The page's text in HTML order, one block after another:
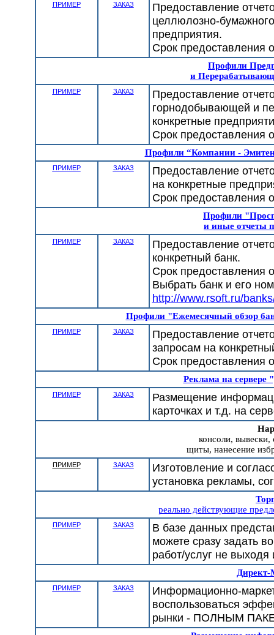
ПРИМЕР ЗАКАЗ
Предоставление
целлюлозно-
предприятия.
Срок предоставления
Профили
и
ПРИМЕР ЗАКАЗ
Предоставление
горнодобывающей и
конкретные
Срок предоставления
Профили “Компании -
ПРИМЕР ЗАКАЗ
Предоставление
на конкретные
Срок предоставления
Профили
и иные отчеты
ПРИМЕР ЗАКАЗ
Предоставление
конкретный банк.
Срок предоставления
Выбрать банк и его
http://www.rsoft.ru/
Профили "Ежемесячный обзор
ПРИМЕР ЗАКАЗ
Предоставление
запросам на
Срок предоставления
Реклама на
ПРИМЕР ЗАКАЗ
Размещение
карточках и т.д. на
консоли,
щиты, нанесение
ПРИМЕР ЗАКАЗ
Изготовление и
установка рекламы,
реально действующие
ПРИМЕР ЗАКАЗ
В базе данных
можете сразу задать
работ/услуг не выходя
Директ-
ПРИМЕР ЗАКАЗ
Информационно-
воспользоваться
рынки - ПОЛНЫМ